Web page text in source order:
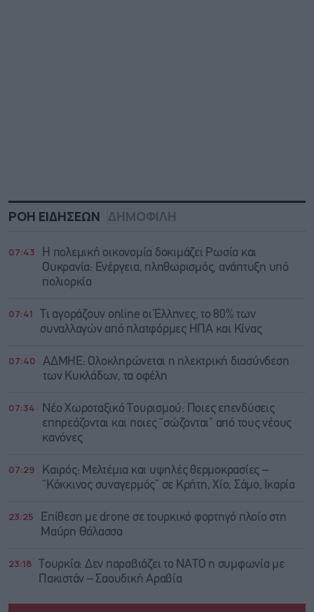
ΡΟΗ ΕΙΔΗΣΕΩΝ ΔΗΜΟΦΙΛΗ
07:43
Η πολεμική οικονομία δοκιμάζει Ρωσία και
Ουκρανία: Ενέργεια, πληθωρισμός, ανάπτυξη υπό
πολιορκία
07:41
Τι αγοράζουν online οι Έλληνες, το 80% των
συναλλαγών από πλατφόρμες ΗΠΑ και Κίνας
07:40
ΑΔΜΗΕ: Ολοκληρώνεται η ηλεκτρική διασύνδεση
των Κυκλάδων, τα οφέλη
07:34
Νέο Χωροταξικό Τουρισμού: Ποιες επενδύσεις
επηρεάζονται και ποιες “σώζονται” από τους νέους
κανόνες
07:29
Καιρός: Μελτέμια και υψηλές θερμοκρασίες –
“Κόκκινος συναγερμός” σε Κρήτη, Χίο, Σάμο, Ικαρία
23:25
Επίθεση με drone σε τουρκικό φορτηγό πλοίο στη
Μαύρη Θάλασσα
23:18
Τουρκία: Δεν παραβιάζει το ΝΑΤΟ η συμφωνία με
Πακιστάν – Σαουδική Αραβία